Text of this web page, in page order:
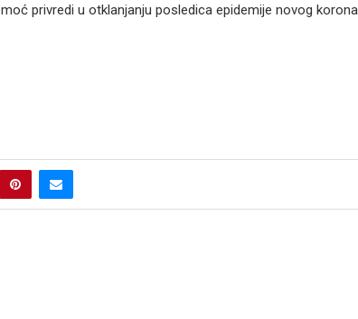
privredi u otklanjanju posledica epidemije novog korona